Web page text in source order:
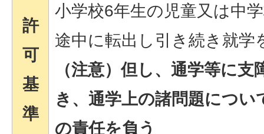
許
可
基
準
小学校6年生の児童又は中
途中に転出し引き続き就学
（注意）但し、通学等に
き、通学上の諸問題につ
の責任を負う